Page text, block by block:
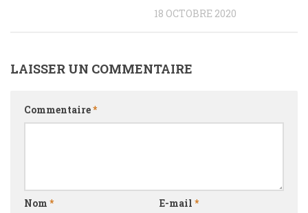
18 OCTOBRE 2020
LAISSER UN COMMENTAIRE
Commentaire*
Nom * E-mail *